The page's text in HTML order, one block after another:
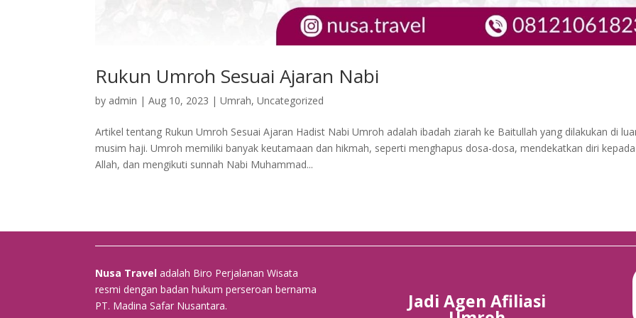
Rukun Umroh Sesuai Ajaran Nabi
by admin |Aug 10, 2023 |Umrah,Uncategorized
Artikel tentang Rukun Umroh Sesuai Ajaran Hadist Nabi Umroh adalah ibadah ziarah ke Baitullah yang dilakukan di
musim haji. Umroh memiliki banyak keutamaan dan hikmah, seperti menghapus dosa-dosa, mendekatkan diri kepada
Allah, dan mengikuti sunnah Nabi Muhammad...
Nusa Travel adalah Biro Perjalanan Wisata
resmi dengan badan hukum perseroan bernama
PT. Madina Safar Nusantara.
Jadi Agen Afiliasi